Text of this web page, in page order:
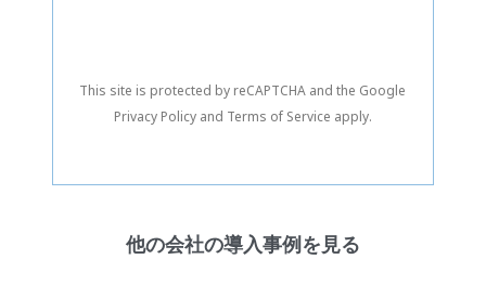
This site is protected by reCAPTCHA and the Google
Privacy Policyand Terms of Service apply.
他の会社の導入事例を見る